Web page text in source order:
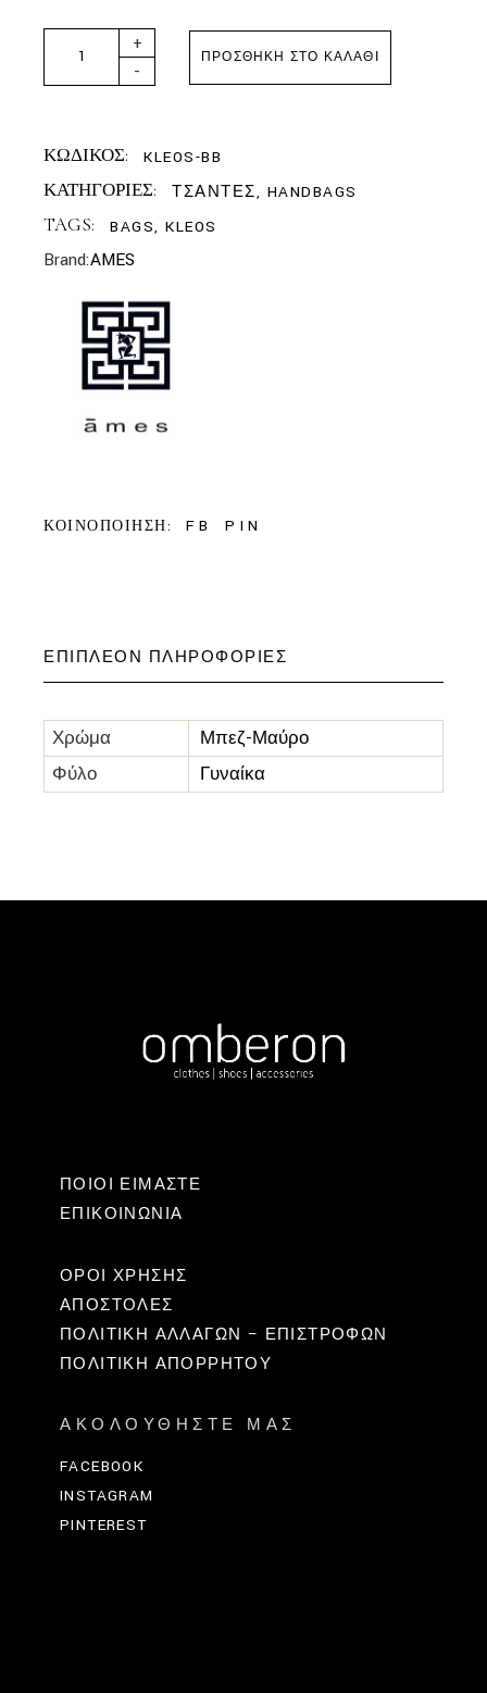
AMES THE BAGS- KLEOS ΦΑΚΕΛΟΣ quantity
-
+
ΠΡΟΣΘΉΚΗ ΣΤΟ ΚΑΛΆΘΙ
ΚΩΔΙΚΟΣ: KLEOS-BB
ΚΑΤΗΓΟΡΙΕΣ: ΤΣΑΝΤΕΣ, HANDBAGS
TAGS: BAGS, KLEOS
Brand:AMES
ΚΟΙΝΟΠΟΙΗΣΗ: FB PIN
ΕΠΙΠΛΈΟΝ ΠΛΗΡΟΦΟΡΊΕΣ
Χρώμα
Μπεζ-Μαύρο
Φύλο
Γυναίκα
ΠΟΙΟΙ ΕΙΜΑΣΤΕ
ΕΠΙΚΟΙΝΩΝΊΑ
ΟΡΟΙ ΧΡΗΣΗΣ
ΑΠΟΣΤΟΛΕΣ
ΠΟΛΙΤΙΚΉ ΑΛΛΑΓΏΝ – ΕΠΙΣΤΡΟΦΏΝ
ΠΟΛΙΤΙΚΗ ΑΠΟΡΡΗΤΟΥ
ΑΚΟΛΟΥΘΉΣΤΕ ΜΑΣ
FACEBOOK
INSTAGRAM
PINTEREST